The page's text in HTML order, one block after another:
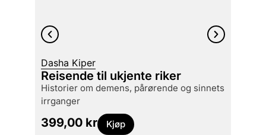
Dasha Kiper
Reisende til ukjente riker
historier om demens, pårørende og sinnets
irrganger
399,00 kr Kjøp